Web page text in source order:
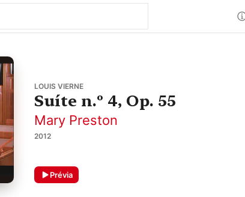
LOUIS VIERNE
Suíte n.º 4, Op. 55
Mary Preston
2012
Prévia